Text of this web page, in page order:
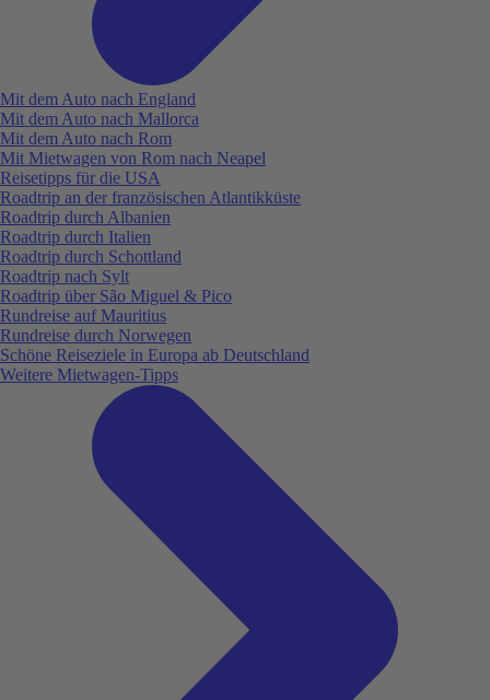
Mit dem Auto nach England
Mit dem Auto nach Mallorca
Mit dem Auto nach Rom
Mit Mietwagen von Rom nach Neapel
Reisetipps für die USA
Roadtrip an der französischen Atlantikküste
Roadtrip durch Albanien
Roadtrip durch Italien
Roadtrip durch Schottland
Roadtrip nach Sylt
Roadtrip über São Miguel & Pico
Rundreise auf Mauritius
Rundreise durch Norwegen
Schöne Reiseziele in Europa ab Deutschland
Weitere Mietwagen-Tipps